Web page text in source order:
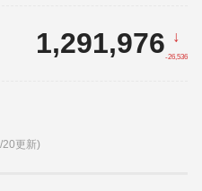
1,291,976 ↓
-26,536
20更新)